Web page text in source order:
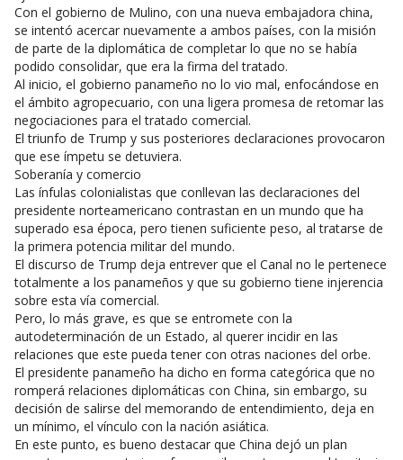
Con el gobierno de Mulino, con una nueva embajadora china,
se intentó acercar nuevamente a ambos países, con la misión
de parte de la diplomática de completar lo que no se había
podido consolidar, que era la firma del tratado.
Al inicio, el gobierno panameño no lo vio mal, enfocándose en
el ámbito agropecuario, con una ligera promesa de retomar las
negociaciones para el tratado comercial.
El triunfo de Trump y sus posteriores declaraciones provocaron
que ese ímpetu se detuviera.
Soberanía y comercio
Las ínfulas colonialistas que conllevan las declaraciones del
presidente norteamericano contrastan en un mundo que ha
superado esa época, pero tienen suficiente peso, al tratarse de
la primera potencia militar del mundo.
El discurso de Trump deja entrever que el Canal no le pertenece
totalmente a los panameños y que su gobierno tiene injerencia
sobre esta vía comercial.
Pero, lo más grave, es que se entromete con la
autodeterminación de un Estado, al querer incidir en las
relaciones que este pueda tener con otras naciones del orbe.
El presidente panameño ha dicho en forma categórica que no
romperá relaciones diplomáticas con China, sin embargo, su
decisión de salirse del memorando de entendimiento, deja en
un mínimo, el vínculo con la nación asiática.
En este punto, es bueno destacar que China dejó un plan